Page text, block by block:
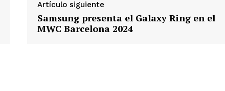
Artículo siguiente
Samsung presenta el Galaxy Ring en el
MWC Barcelona 2024